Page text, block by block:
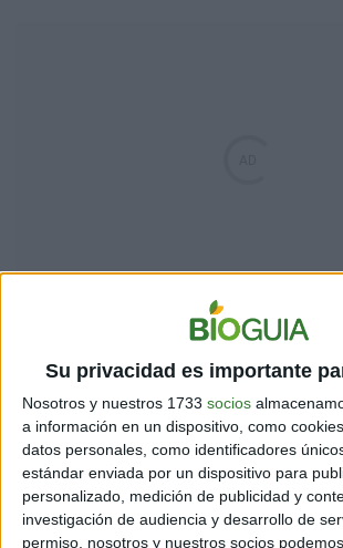
Su privacidad es importante
Nosotros y nuestros 1733 socios
a información en un dispositivo, como
datos personales, como identificadores
estándar enviada por un dispositivo para
personalizado, medición de publicidad y
investigación de audiencia y desarrollo de
permiso, nosotros y nuestros socios
Esta organización sin fines de lucro,
más de diez años de
ambientales, gestionará dicho
aliados clave en la creación de
protegidas: Cabo Blanco, Bahía
Submarinos y Barra del Colorado que
de 11.000 kilómetros cuadrados al
protegidas del país”, recalcó Gamboa.